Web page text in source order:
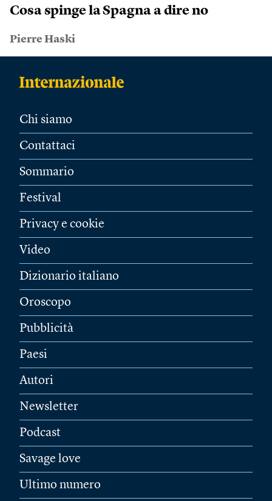
Cosa spinge la Spagna a dire no
Pierre Haski
Chi siamo
Contattaci
Sommario
Festival
Privacy e cookie
Video
Dizionario italiano
Oroscopo
Pubblicità
Paesi
Autori
Newsletter
Podcast
Savage love
Ultimo numero